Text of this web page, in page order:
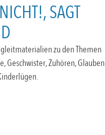
SAGT
zu den Themen
Geschwister, Zuhören, Glauben